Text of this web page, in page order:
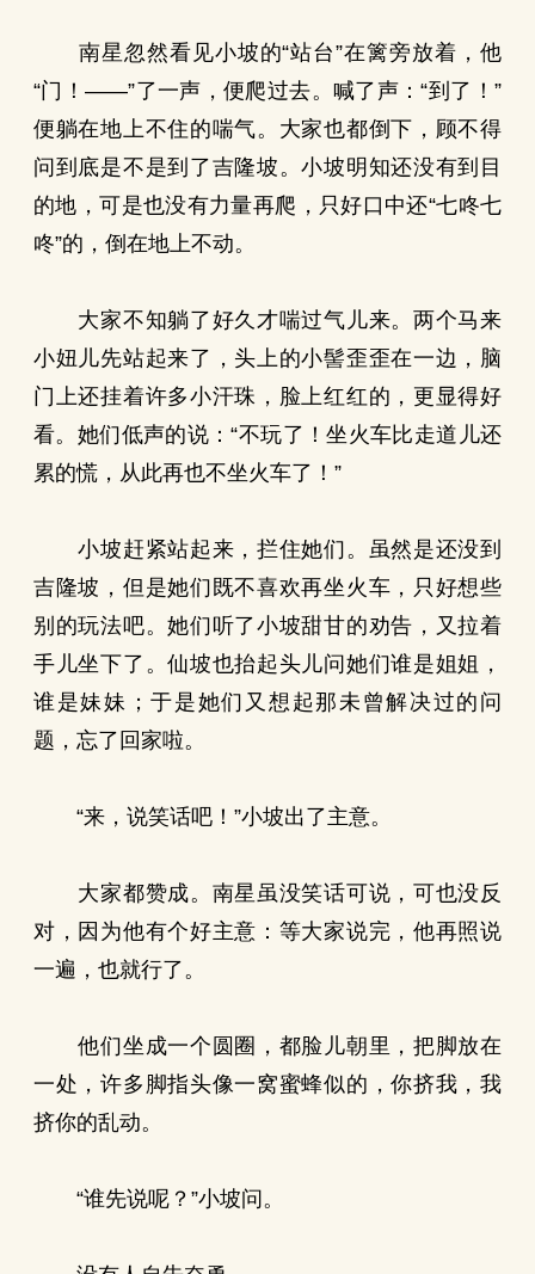
南星忽然看见小坡的“站台”在篱旁放着，他
“门！——”了一声，便爬过去。喊了声：“到了！”
便躺在地上不住的喘气。大家也都倒下，顾不得
问到底是不是到了吉隆坡。小坡明知还没有到目
的地，可是也没有力量再爬，只好口中还“七咚七
咚”的，倒在地上不动。
大家不知躺了好久才喘过气儿来。两个马来
小妞儿先站起来了，头上的小髻歪歪在一边，脑
门上还挂着许多小汗珠，脸上红红的，更显得好
看。她们低声的说：“不玩了！坐火车比走道儿还
累的慌，从此再也不坐火车了！”
小坡赶紧站起来，拦住她们。虽然是还没到
吉隆坡，但是她们既不喜欢再坐火车，只好想些
别的玩法吧。她们听了小坡甜甘的劝告，又拉着
手儿坐下了。仙坡也抬起头儿问她们谁是姐姐，
谁是妹妹；于是她们又想起那未曾解决过的问
题，忘了回家啦。
“来，说笑话吧！”小坡出了主意。
大家都赞成。南星虽没笑话可说，可也没反
对，因为他有个好主意：等大家说完，他再照说
一遍，也就行了。
他们坐成一个圆圈，都脸儿朝里，把脚放在
一处，许多脚指头像一窝蜜蜂似的，你挤我，我
挤你的乱动。
“谁先说呢？”小坡问。